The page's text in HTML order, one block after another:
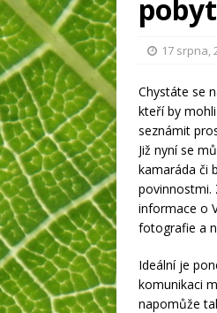
17 srpna,
Chystáte se
kteří by
seznámit
Již nyní se
kamaráda či
povinnostmi.
informace o
fotografie a
Ideální je
komunikaci
napomůže